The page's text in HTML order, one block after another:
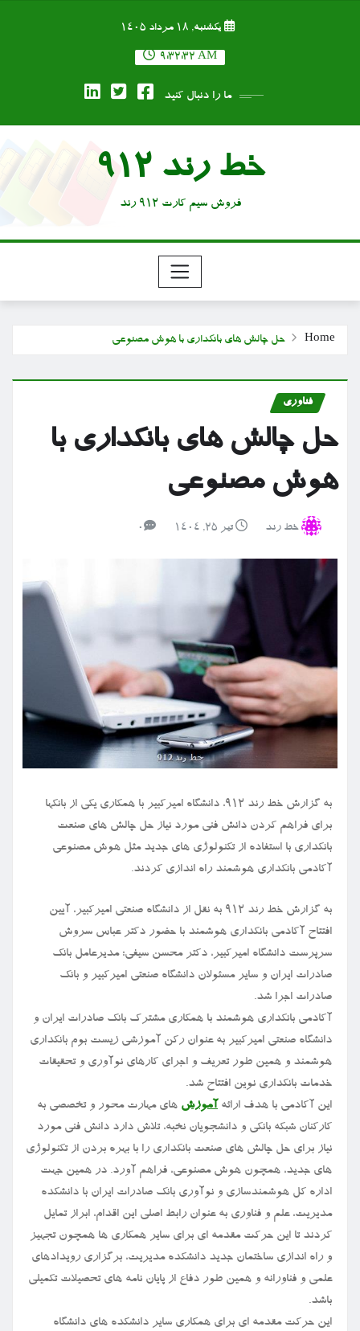
یکشنبه, ۱۸ مرداد ۱۴۰۵
9:32:33 AM
ما را دنبال کنید
خط رند 912
فروش سیم کارت 912 رند
Home حل چالش های بانکداری با هوش مصنوعی
فناوری
حل چالش های بانکداری با
هوش مصنوعی
خط رند تیر ۲۵, ۱۴۰۴ 0
به گزارش خط رند ۹۱۲، دانشگاه امیرکبیر با همکاری یکی از بانکها
برای فراهم کردن دانش فنی مورد نیاز حل چالش های صنعت
بانکداری با استفاده از تکنولوژی های جدید مثل هوش مصنوعی
آکادمی بانکداری هوشمند راه اندازی کردند.
به گزارش خط رند ۹۱۲ به نقل از دانشگاه صنعتی امیرکبیر، آیین
افتتاح آکادمی بانکداری هوشمند با حضور دکتر عباس سروش
سرپرست دانشگاه امیرکبیر، دکتر محسن سیفی؛ مدیرعامل بانک
صادرات ایران و سایر مسئولان دانشگاه صنعتی امیرکبیر و بانک
صادرات اجرا شد.
آکادمی بانکداری هوشمند با همکاری مشترک بانک صادرات ایران و
دانشگاه صنعتی امیرکبیر به عنوان رکن آموزشی زیست بوم بانکداری
هوشمند و همین طور تعریف و اجرای کارهای نوآوری و تحقیقات
خدمات بانکداری نوین افتتاح شد.
این آکادمی با هدف ارائه آموزش های مهارت محور و تخصصی به
کارکنان شبکه بانکی و دانشجویان نخبه، تلاش دارد دانش فنی مورد
نیاز برای حل چالش های صنعت بانکداری را با بهره بردن از تکنولوژی
های جدید، همچون هوش مصنوعی، فراهم آورد. در همین جهت
اداره کل هوشمندسازی و نوآوری بانک صادرات ایران با دانشکده
مدیریت، علم و فناوری به عنوان رابط اصلی این اقدام، ابراز تمایل
کردند تا این حرکت مقدمه ای برای سایر همکاری ها همچون تجهیز
و راه اندازی ساختمان جدید دانشکده مدیریت، برگزاری رویدادهای
علمی و فناورانه و همین طور دفاع از پایان نامه های تحصیلات تکمیلی
باشد.
این حرکت مقدمه ای برای همکاری سایر دانشکده های دانشگاه